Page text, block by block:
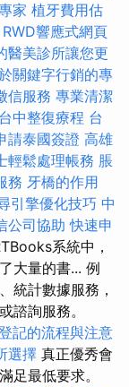
家 植牙費用估
RWD響應式網頁
醫美診所讓您更
關鍵字行銷的專
信服務 專業清潔
台中整復療程 台
請泰國簽證 高雄
輕鬆處理帳務 脹
務 牙橋的作用
引擎優化技巧 中
公司協助 快速申
系統中，
大量的書... 例
統計數據服務，
諮詢服務。
記的流程與注意
選擇 真正優秀會
足最低要求。